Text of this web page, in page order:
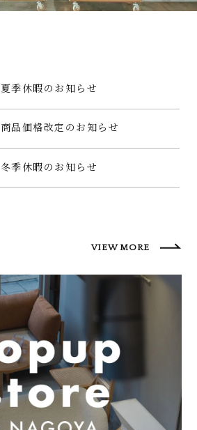
夏季休暇のお知らせ
商品価格改定のお知らせ
冬季休暇のお知らせ
VIEW MORE